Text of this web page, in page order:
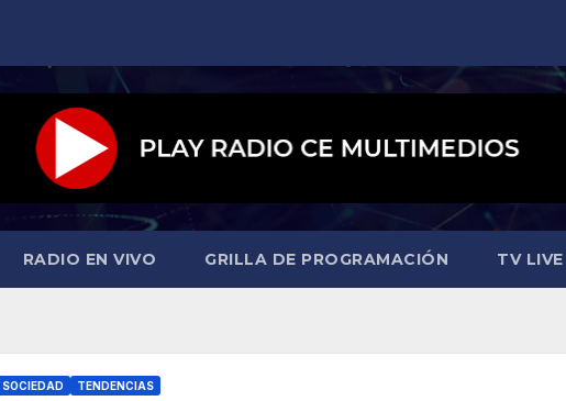
RADIO EN VIVO GRILLA DE PROGRAMACIÓN TV LIVE
SOCIEDAD TENDENCIAS